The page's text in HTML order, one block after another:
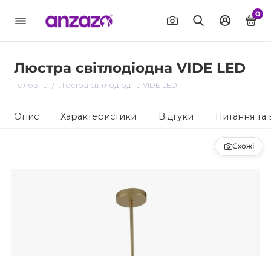
0
Люстра світлодіодна VIDE LED
Головна Люстра світлодіодна VIDE LED
Опис Характеристики Відгуки Питання та
Схожі